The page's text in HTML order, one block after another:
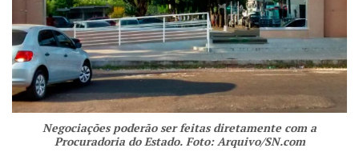
Negociações poderão ser feitas diretamente com a
Procuradoria do Estado. Foto: Arquivo/SN.com